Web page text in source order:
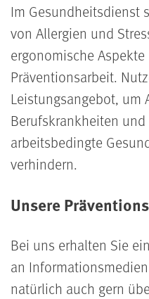
Im Gesundheitsdienst
von Allergien und
ergonomische
Präventionsarbeit.
Leistungsangebot, um
Berufskrankheiten und
arbeitsbedingte
verhindern.
Unsere
Bei uns erhalten Sie
an
natürlich auch gern